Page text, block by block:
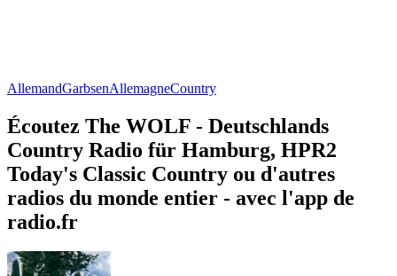
AllemandGarbsenAllemagneCountry
Écoutez The WOLF - Deutschlands
Country Radio für Hamburg, HPR2
Today's Classic Country ou d'autres
radios du monde entier - avec l'app de
radio.fr